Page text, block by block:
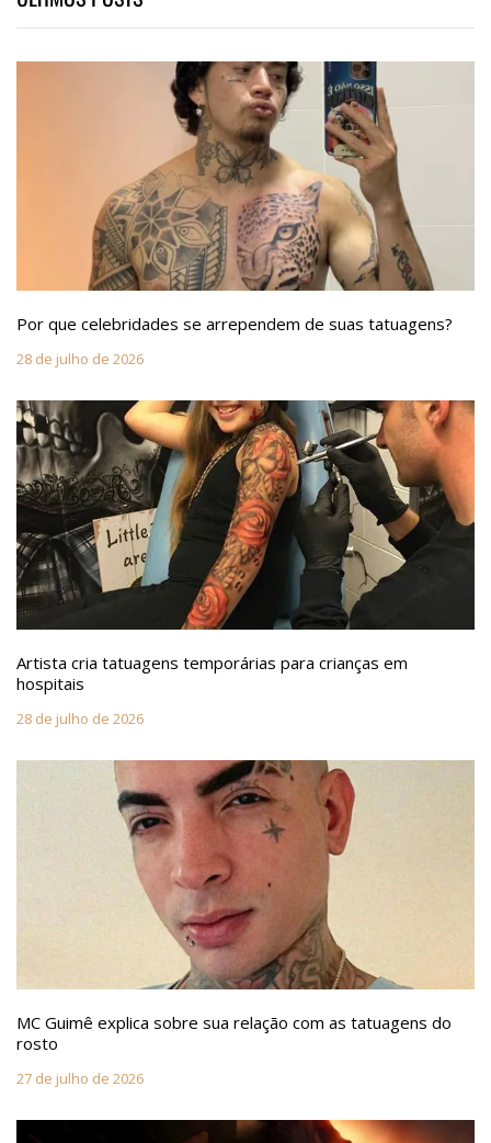
Por que celebridades se arrependem de suas tatuagens?
28 de julho de 2026
Artista cria tatuagens temporárias para crianças em
hospitais
28 de julho de 2026
MC Guimê explica sobre sua relação com as tatuagens do
rosto
27 de julho de 2026